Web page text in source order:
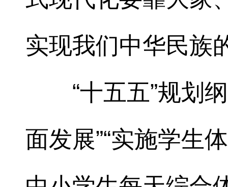
实现我们中华民族
“十五五”规划
面发展”“实施学生